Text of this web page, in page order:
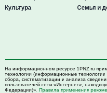
Культура
Семья и
На информационном ресурсе 1PNZ.ru
технологии (информационные
сбора, систематизации и анализа
пользователей сети «Интернет»,
Федерации)». Правила применения